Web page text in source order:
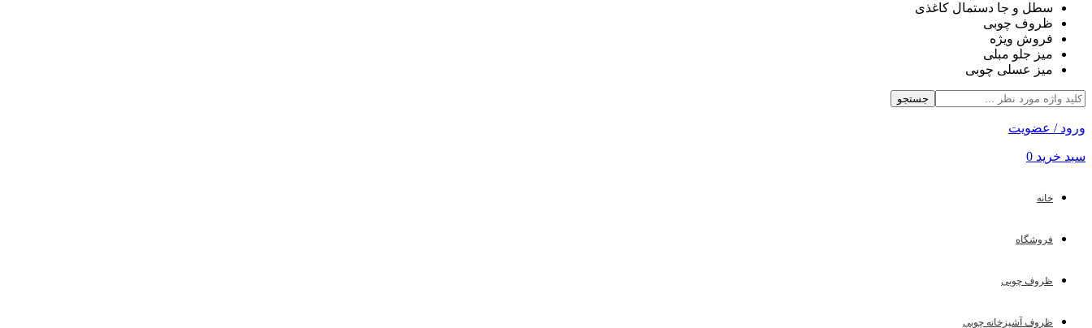
سطل و جا دستمال کاغذی
ظروف چوبی
فروش ویژه
میز جلو مبلی
میز عسلی چوبی
جستجو
ورود / عضویت
سبد خرید 0
خانه
فروشگاه
ظروف چوبی
ظروف آشپزخانه چوبی